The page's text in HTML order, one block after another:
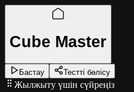
Cube Master
Бастау Тестті бөлісу
Жылжыту үшін сүйреңіз